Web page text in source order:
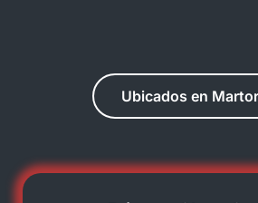
Ubicados en